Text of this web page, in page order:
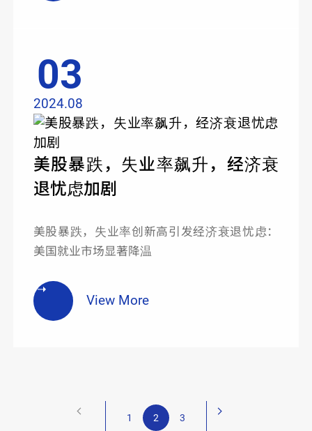
美股暴跌，失业率飙升，经济衰
退忧虑加剧
美股暴跌，失业率创新高引发经济衰退忧虑：
美国就业市场显著降温
View More
03
2024.08
1 2 3